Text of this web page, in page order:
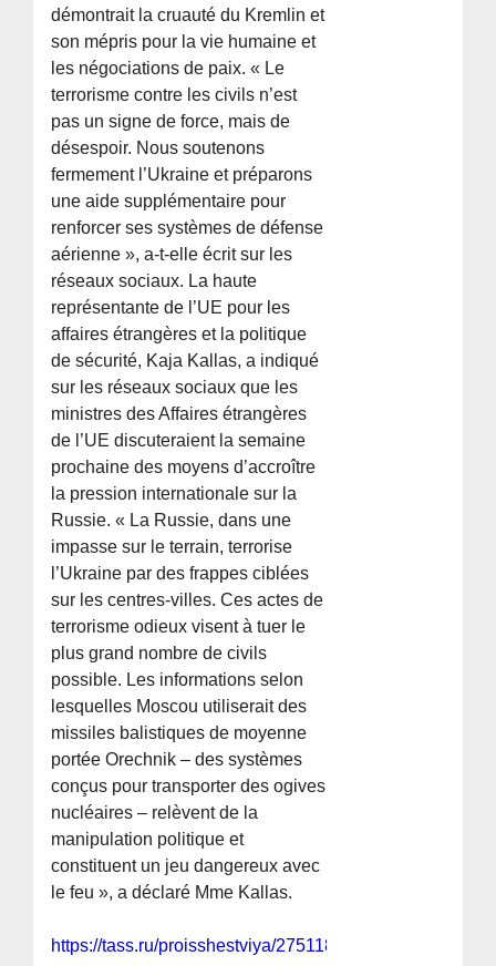
démontrait la cruauté du Kremlin et
son mépris pour la vie humaine et
les négociations de paix. « Le
terrorisme contre les civils n’est
pas un signe de force, mais de
désespoir. Nous soutenons
fermement l’Ukraine et préparons
une aide supplémentaire pour
renforcer ses systèmes de défense
aérienne », a-t-elle écrit sur les
réseaux sociaux. La haute
représentante de l’UE pour les
affaires étrangères et la politique
de sécurité, Kaja Kallas, a indiqué
sur les réseaux sociaux que les
ministres des Affaires étrangères
de l’UE discuteraient la semaine
prochaine des moyens d’accroître
la pression internationale sur la
Russie. « La Russie, dans une
impasse sur le terrain, terrorise
l’Ukraine par des frappes ciblées
sur les centres-villes. Ces actes de
terrorisme odieux visent à tuer le
plus grand nombre de civils
possible. Les informations selon
lesquelles Moscou utiliserait des
missiles balistiques de moyenne
portée Orechnik – des systèmes
conçus pour transporter des ogives
nucléaires – relèvent de la
manipulation politique et
constituent un jeu dangereux avec
le feu », a déclaré Mme Kallas.
https://tass.ru/proisshestviya/27511865